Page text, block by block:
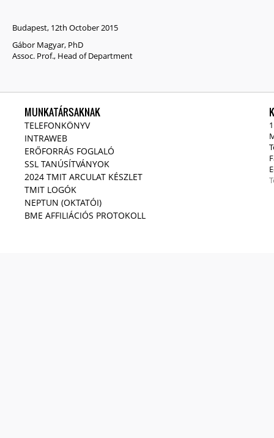
Budapest, 12th October 2015
Gábor Magyar, PhD
Assoc. Prof., Head of Department
MUNKATÁRSAKNAK
TELEFONKÖNYV
INTRAWEB
ERŐFORRÁS FOGLALÓ
SSL TANÚSÍTVÁNYOK
2024 TMIT ARCULAT KÉSZLET
TMIT LOGÓK
NEPTUN (OKTATÓI)
BME AFFILIÁCIÓS PROTOKOLL